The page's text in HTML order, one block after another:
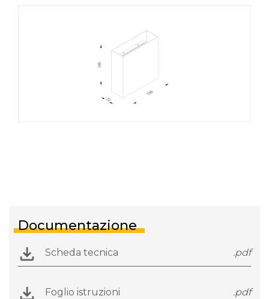
Documentazione
Scheda tecnica .pdf
Foglio istruzioni .pdf